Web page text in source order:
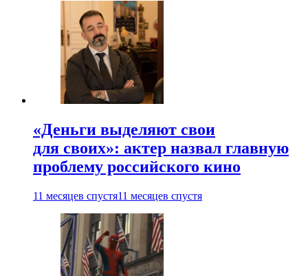
«Деньги выделяют свои
для своих»: актер назвал главную
проблему российского кино
11 месяцев спустя11 месяцев спустя